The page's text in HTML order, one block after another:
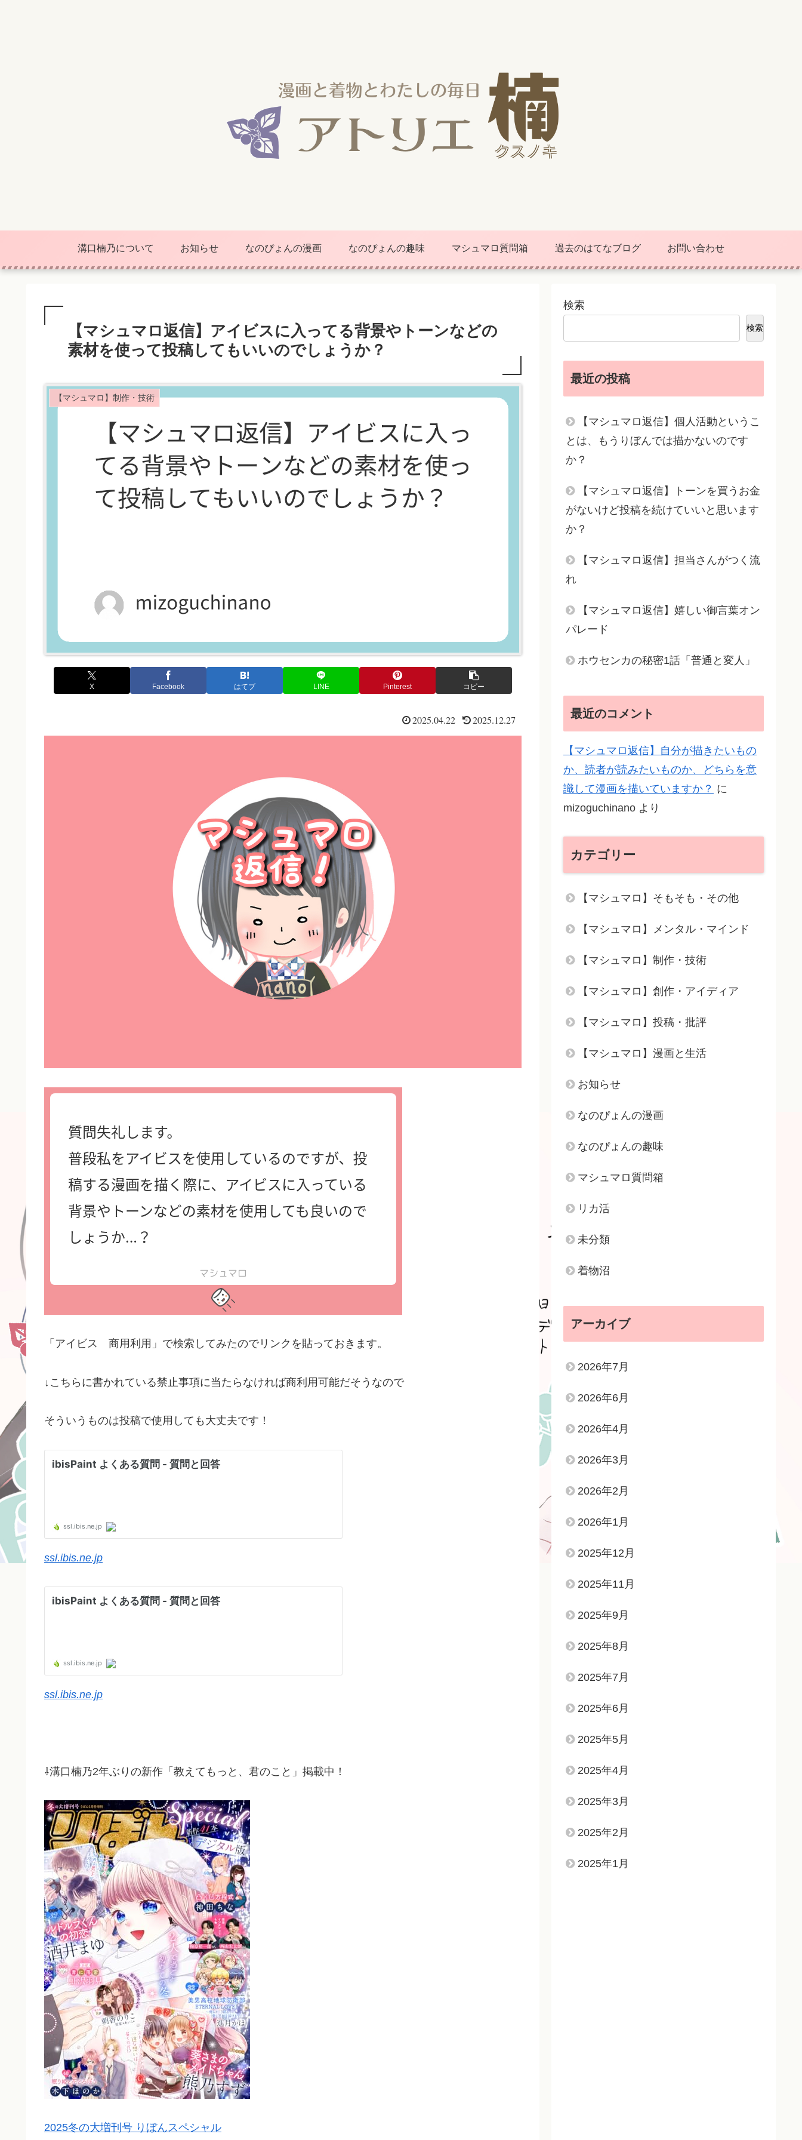
溝口楠乃について お知らせ なのぴょんの漫画 なのぴょんの趣味 マシュマロ質問箱 過去のはてなブログ お問い合わせ
【マシュマロ返信】アイビスに入ってる背景やトーンなどの
素材を使って投稿してもいいのでしょうか？
【マシュマロ】制作・技術
X Facebook はてブ LINE Pinterest コピー
2025.04.22 2025.12.27
「アイビス 商用利用」で検索してみたのでリンクを貼っておきます。
↓こちらに書かれている禁止事項に当たらなければ商利用可能だそうなので
そういうものは投稿で使用しても大丈夫です！
ssl.ibis.ne.jp
ssl.ibis.ne.jp
⇩溝口楠乃2年ぶりの新作「教えてもっと、君のこと」掲載中！
2025冬の大増刊号 りぼんスペシャル
検索
検索
最近の投稿
【マシュマロ返信】個人活動というこ
とは、もうりぼんでは描かないのです
か？
【マシュマロ返信】トーンを買うお金
がないけど投稿を続けていいと思います
か？
【マシュマロ返信】担当さんがつく流
れ
【マシュマロ返信】嬉しい御言葉オン
パレード
ホウセンカの秘密1話「普通と変人」
最近のコメント
【マシュマロ返信】自分が描きたいもの
か、読者が読みたいものか、どちらを意
識して漫画を描いていますか？ に
mizoguchinano より
カテゴリー
【マシュマロ】そもそも・その他
【マシュマロ】メンタル・マインド
【マシュマロ】制作・技術
【マシュマロ】創作・アイディア
【マシュマロ】投稿・批評
【マシュマロ】漫画と生活
お知らせ
なのぴょんの漫画
なのぴょんの趣味
マシュマロ質問箱
リカ活
未分類
着物沼
アーカイブ
2026年7月
2026年6月
2026年4月
2026年3月
2026年2月
2026年1月
2025年12月
2025年11月
2025年9月
2025年8月
2025年7月
2025年6月
2025年5月
2025年4月
2025年3月
2025年2月
2025年1月